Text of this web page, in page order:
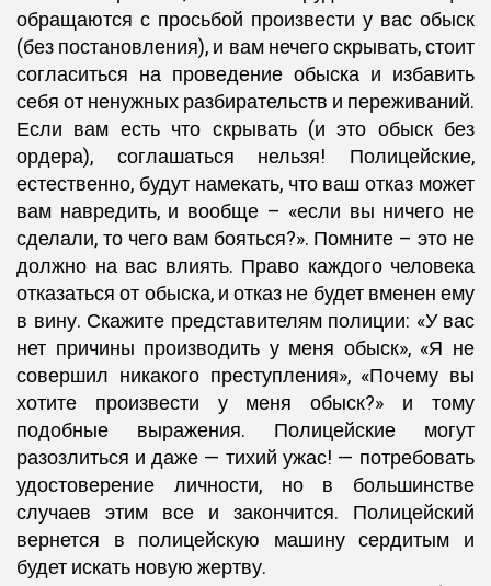
обращаются с просьбой произвести у вас обыск
(без постановления), и вам нечего скрывать, стоит
согласиться на проведение обыска и избавить
себя от ненужных разбирательств и переживаний.
Если вам есть что скрывать (и это обыск без
ордера), соглашаться нельзя! Полицейские,
естественно, будут намекать, что ваш отказ может
вам навредить, и вообще – «если вы ничего не
сделали, то чего вам бояться?». Помните – это не
должно на вас влиять. Право каждого человека
отказаться от обыска, и отказ не будет вменен ему
в вину. Скажите представителям полиции: «У вас
нет причины производить у меня обыск», «Я не
совершил никакого преступления», «Почему вы
хотите произвести у меня обыск?» и тому
подобные выражения. Полицейские могут
разозлиться и даже — тихий ужас! — потребовать
удостоверение личности, но в большинстве
случаев этим все и закончится. Полицейский
вернется в полицейскую машину сердитым и
будет искать новую жертву.